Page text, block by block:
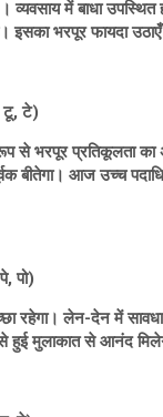
में बाधा
भरपूर फायदा
टू, टे)
से भरपूर प्रतिकूलता
आज उच्च
पो)
लेन-देन में
से हुई मुलाकात से आनंद